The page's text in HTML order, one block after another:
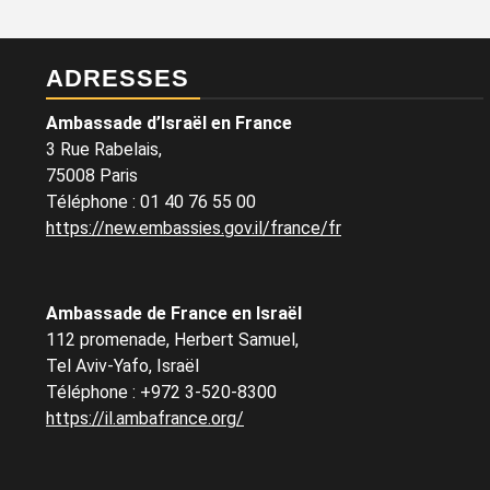
ADRESSES
Ambassade d’Israël en France
3 Rue Rabelais,
75008 Paris
Téléphone : 01 40 76 55 00
https://new.embassies.gov.il/france/fr
Ambassade de France en Israël
112 promenade, Herbert Samuel,
Tel Aviv-Yafo, Israël
Téléphone : +972 3-520-8300
https://il.ambafrance.org/